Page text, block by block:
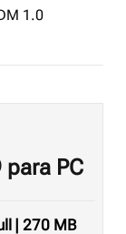
1.0
para PC
| 270 MB